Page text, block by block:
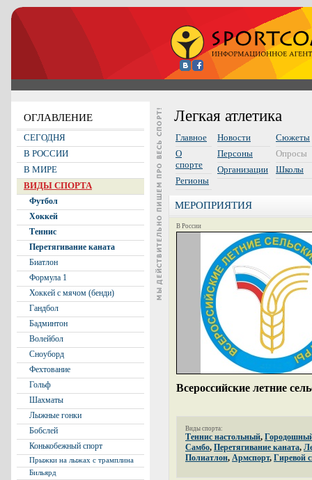
ОГЛАВЛЕНИЕ
СЕГОДНЯ
В РОССИИ
В МИРЕ
ВИДЫ СПОРТА
Футбол
Хоккей
Теннис
Перетягивание каната
Биатлон
Формула 1
Хоккей с мячом (бенди)
Гандбол
Бадминтон
Волейбол
Сноуборд
Фехтование
Гольф
Шахматы
Лыжные гонки
Бобслей
Конькобежный спорт
Прыжки на лыжах с трамплина
Бильярд
Легкая атлетика
Главное
О
спорте
Регионы
Новости
Персоны
Организации
Сюжеты
Опросы
Школы
МЕРОПРИЯТИЯ
В России
Всероссийские летние
Виды спорта:
Теннис настольный,
Самбо, Перетягивание каната,
Полиатлон, Армспорт, Гиревой